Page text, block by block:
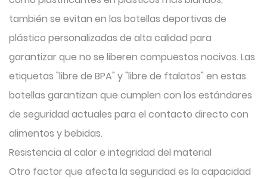
también se evitan en las botellas deportivas de
plástico personalizadas de alta calidad para
garantizar que no se liberen compuestos nocivos. Las
etiquetas "libre de BPA" y "libre de ftalatos" en estas
botellas garantizan que cumplen con los estándares
de seguridad actuales para el contacto directo con
alimentos y bebidas.
Resistencia al calor e integridad del material
Otro factor que afecta la seguridad es la capacidad